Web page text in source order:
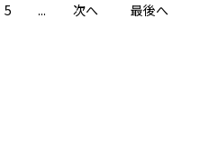
5 ... 次へ 最後へ